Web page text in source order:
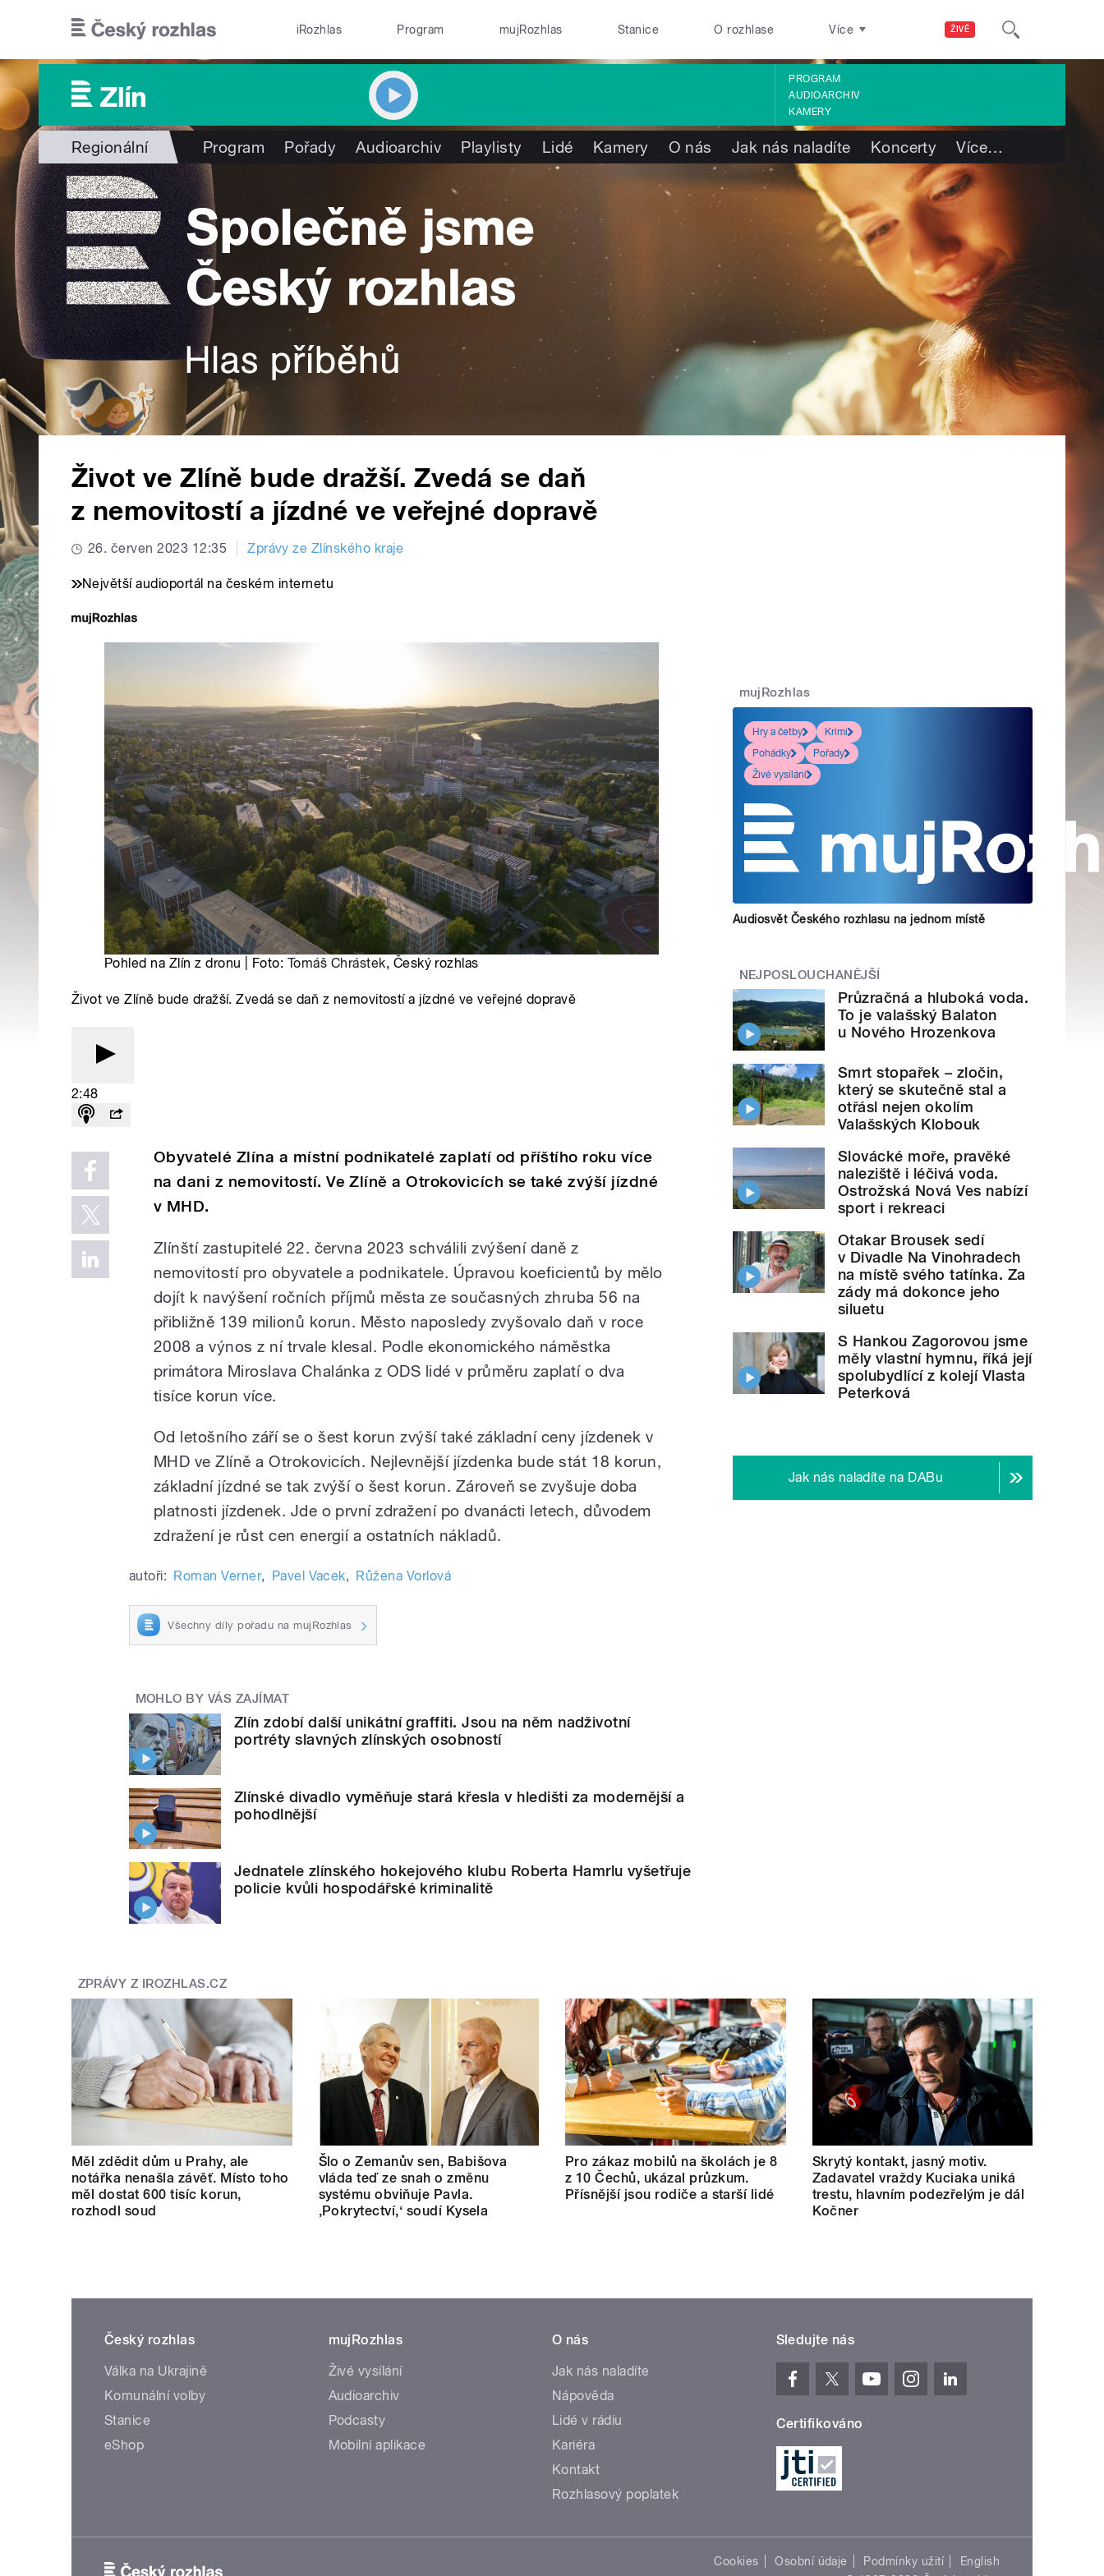
ŽIVĚ
iRozhlas Program mujRozhlas Stanice O rozhlase Více
PROGRAM
AUDIOARCHIV
KAMERY
Regionální Program Pořady Audioarchiv Playlisty Lidé Kamery O nás Jak nás naladíte Koncerty Více…
Život ve Zlíně bude dražší. Zvedá se daň
z nemovitostí a jízdné ve veřejné dopravě
26. červen 2023 12:35 Zprávy ze Zlínského kraje
Největší audioportál na českém internetu
Pohled na Zlín z dronu | Foto: Tomáš Chrástek, Český rozhlas
Život ve Zlíně bude dražší. Zvedá se daň z nemovitostí a jízdné ve veřejné dopravě
2:48
Obyvatelé Zlína a místní podnikatelé zaplatí od příštího roku více
na dani z nemovitostí. Ve Zlíně a Otrokovicích se také zvýší jízdné
v MHD.
Zlínští zastupitelé 22. června 2023 schválili zvýšení daně z
nemovitostí pro obyvatele a podnikatele. Úpravou koeficientů by mělo
dojít k navýšení ročních příjmů města ze současných zhruba 56 na
přibližně 139 milionů korun. Město naposledy zvyšovalo daň v roce
2008 a výnos z ní trvale klesal. Podle ekonomického náměstka
primátora Miroslava Chalánka z ODS lidé v průměru zaplatí o dva
tisíce korun více.
Od letošního září se o šest korun zvýší také základní ceny jízdenek v
MHD ve Zlíně a Otrokovicích. Nejlevnější jízdenka bude stát 18 korun,
základní jízdné se tak zvýší o šest korun. Zároveň se zvyšuje doba
platnosti jízdenek. Jde o první zdražení po dvanácti letech, důvodem
zdražení je růst cen energií a ostatních nákladů.
autoři: Roman Verner, Pavel Vacek, Růžena Vorlová
Všechny díly pořadu na mujRozhlas
MOHLO BY VÁS ZAJÍMAT
Zlín zdobí další unikátní graffiti. Jsou na něm nadživotní
portréty slavných zlínských osobností
Zlínské divadlo vyměňuje stará křesla v hledišti za modernější a
pohodlnější
Jednatele zlínského hokejového klubu Roberta Hamrlu vyšetřuje
policie kvůli hospodářské kriminalitě
mujRozhlas
Hry a četby
Krimi
Pohádky
Pořady
Živé vysílání
Audiosvět Českého rozhlasu na jednom místě
NEJPOSLOUCHANĚJŠÍ
Průzračná a hluboká voda.
To je valašský Balaton
u Nového Hrozenkova
Smrt stopařek – zločin,
který se skutečně stal a
otřásl nejen okolím
Valašských Klobouk
Slovácké moře, pravěké
naleziště i léčivá voda.
Ostrožská Nová Ves nabízí
sport i rekreaci
Otakar Brousek sedí
v Divadle Na Vinohradech
na místě svého tatínka. Za
zády má dokonce jeho
siluetu
S Hankou Zagorovou jsme
měly vlastní hymnu, říká její
spolubydlící z kolejí Vlasta
Peterková
Jak nás naladíte na DABu
ZPRÁVY Z IROZHLAS.CZ
Měl zdědit dům u Prahy, ale
notářka nenašla závěť. Místo toho
měl dostat 600 tisíc korun,
rozhodl soud
Šlo o Zemanův sen, Babišova
vláda teď ze snah o změnu
systému obviňuje Pavla.
‚Pokrytectví,‘ soudí Kysela
Pro zákaz mobilů na školách je 8
z 10 Čechů, ukázal průzkum.
Přísnější jsou rodiče a starší lidé
Skrytý kontakt, jasný motiv.
Zadavatel vraždy Kuciaka uniká
trestu, hlavním podezřelým je dál
Kočner
Český rozhlas
Válka na Ukrajině
Komunální volby
Stanice
eShop
mujRozhlas
Živé vysílání
Audioarchiv
Podcasty
Mobilní aplikace
O nás
Jak nás naladíte
Nápověda
Lidé v rádiu
Kariéra
Kontakt
Rozhlasový poplatek
Sledujte nás
Certifikováno
Cookies Osobní údaje Podmínky užití
English